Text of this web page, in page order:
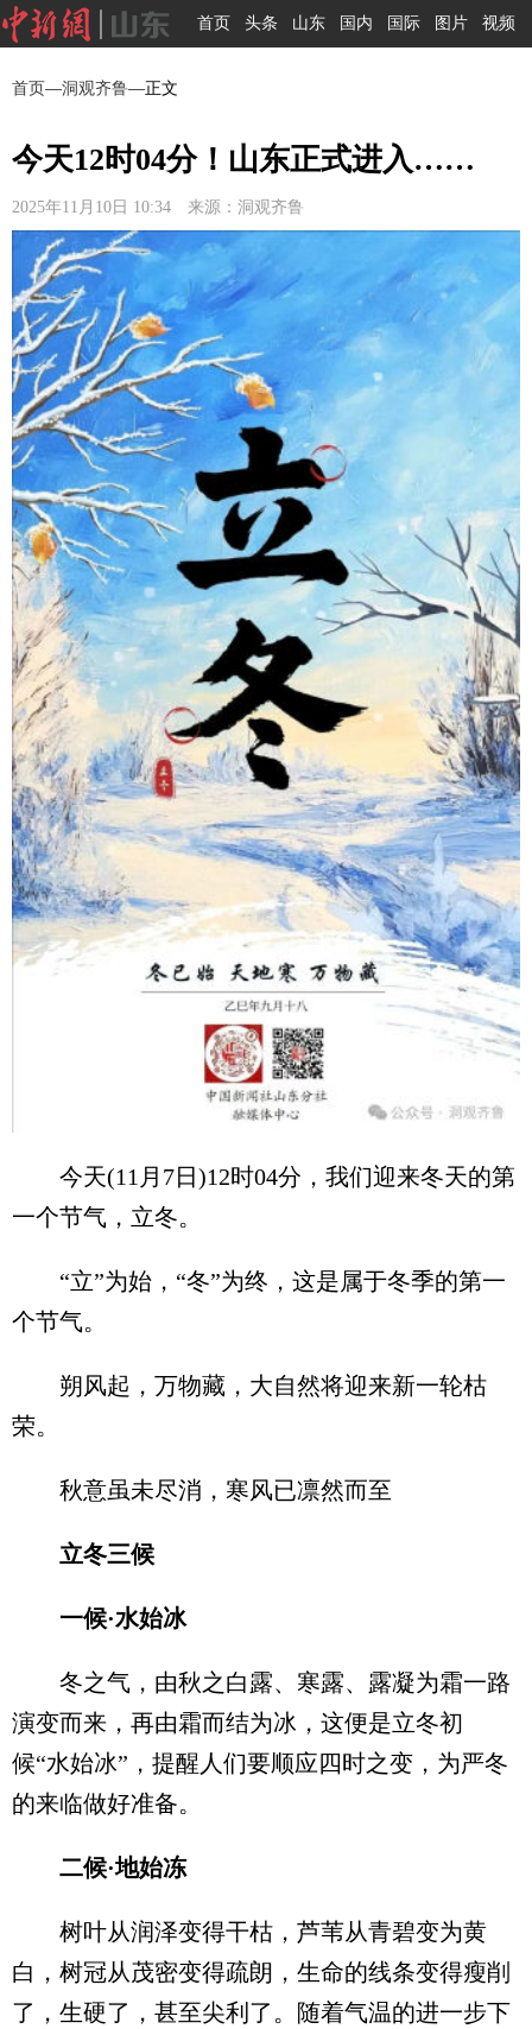
首页 头条 山东 国内 国际 图片 视频
首页—洞观齐鲁—正文
今天12时04分！山东正式进入……
2025年11月10日 10:34 来源：洞观齐鲁
今天(11月7日)12时04分，我们迎来冬天的第
一个节气，立冬。
“立”为始，“冬”为终，这是属于冬季的第一
个节气。
朔风起，万物藏，大自然将迎来新一轮枯
荣。
秋意虽未尽消，寒风已凛然而至
立冬三候
一候·水始冰
冬之气，由秋之白露、寒露、露凝为霜一路
演变而来，再由霜而结为冰，这便是立冬初
候“水始冰”，提醒人们要顺应四时之变，为严冬
的来临做好准备。
二候·地始冻
树叶从润泽变得干枯，芦苇从青碧变为黄
白，树冠从茂密变得疏朗，生命的线条变得瘦削
了，生硬了，甚至尖利了。随着气温的进一步下